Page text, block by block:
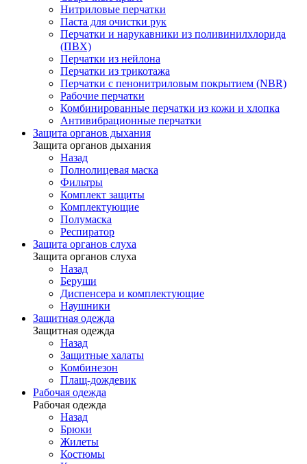
Нитриловые перчатки
Паста для очистки рук
Перчатки и нарукавники из поливинилхлорида
(ПВХ)
Перчатки из нейлона
Перчатки из трикотажа
Перчатки с пенонитриловым покрытием (NBR)
Рабочие перчатки
Комбинированные перчатки из кожи и хлопка
Антивибрационные перчатки
Защита органов дыхания
Защита органов дыхания
Назад
Полнолицевая маска
Фильтры
Комплект защиты
Комплектующие
Полумаска
Респиратор
Защита органов слуха
Защита органов слуха
Назад
Беруши
Диспенсера и комплектующие
Наушники
Защитная одежда
Защитная одежда
Назад
Защитные халаты
Комбинезон
Плащ-дождевик
Рабочая одежда
Рабочая одежда
Назад
Брюки
Жилеты
Костюмы